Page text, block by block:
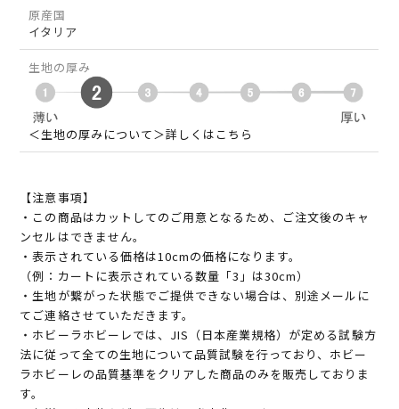
原産国
イタリア
生地の厚み
＜生地の厚みについて＞詳しくはこちら
【注意事項】
・この商品はカットしてのご用意となるため、ご注文後のキャ
ンセルはできません。
・表示されている価格は10cmの価格になります。
（例：カートに表示されている数量「3」は30cm）
・生地が繋がった状態でご提供できない場合は、別途メールに
てご連絡させていただきます。
・ホビーラホビーレでは、JIS（日本産業規格）が定める試験方
法に従って全ての生地について品質試験を行っており、ホビー
ラホビーレの品質基準をクリアした商品のみを販売しておりま
す。